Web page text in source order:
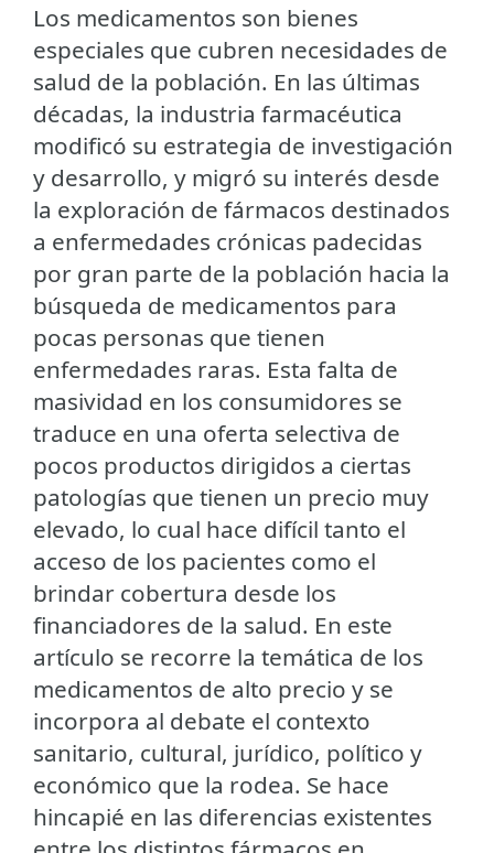
Los medicamentos son bienes
especiales que cubren necesidades de
salud de la población. En las últimas
décadas, la industria farmacéutica
modificó su estrategia de investigación
y desarrollo, y migró su interés desde
la exploración de fármacos destinados
a enfermedades crónicas padecidas
por gran parte de la población hacia la
búsqueda de medicamentos para
pocas personas que tienen
enfermedades raras. Esta falta de
masividad en los consumidores se
traduce en una oferta selectiva de
pocos productos dirigidos a ciertas
patologías que tienen un precio muy
elevado, lo cual hace difícil tanto el
acceso de los pacientes como el
brindar cobertura desde los
financiadores de la salud. En este
artículo se recorre la temática de los
medicamentos de alto precio y se
incorpora al debate el contexto
sanitario, cultural, jurídico, político y
económico que la rodea. Se hace
hincapié en las diferencias existentes